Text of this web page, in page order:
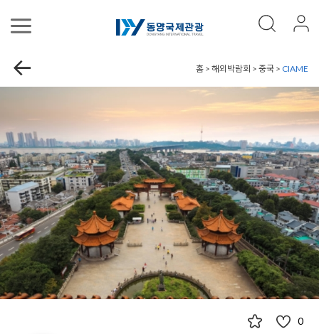
홈 > 해외박람회 > 중국 > CIAME
0